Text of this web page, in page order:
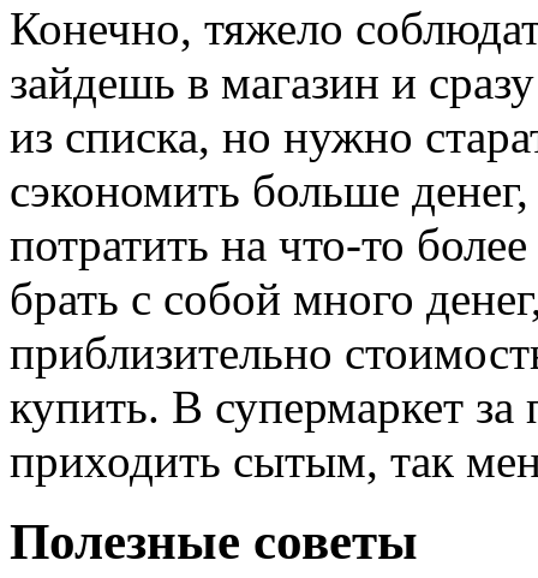
Конечно, тяжело
зайдешь в магазин и
из списка, но нужно
сэкономить больше
потратить на что-то
брать с собой много
приблизительно
купить. В супермаркет
приходить сытым, так
Полезные советы